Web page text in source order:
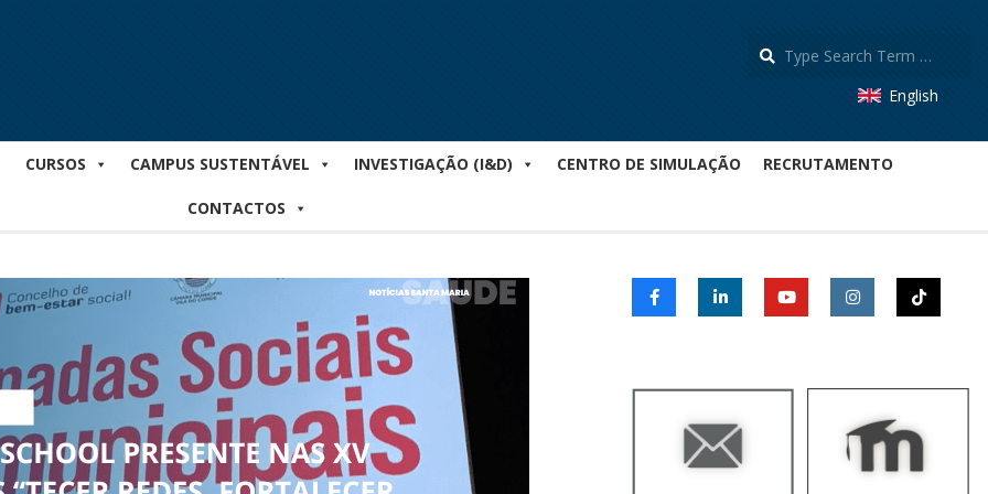
English
CURSOS CAMPUS SUSTENTÁVEL INVESTIGAÇÃO (I&D) CENTRO DE SIMULAÇÃO RECRUTAMENTO
CONTACTOS